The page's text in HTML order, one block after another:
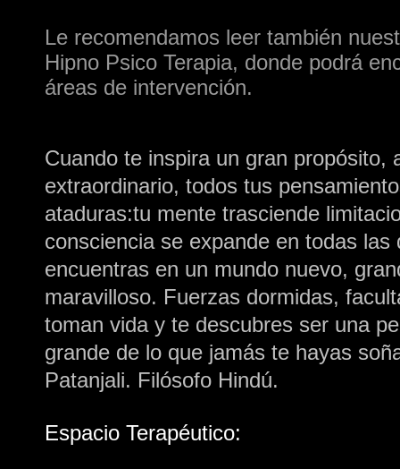
Le recomendamos leer también
Hipno Psico Terapia, donde podrá
áreas de intervención.
Cuando te inspira un gran propósito,
extraordinario, todos tus
ataduras:tu mente trasciende
consciencia se expande en todas las
encuentras en un mundo nuevo,
maravilloso. Fuerzas dormidas,
toman vida y te descubres ser una
grande de lo que jamás te hayas
Patanjali. Filósofo Hindú.
Espacio Terapéutico: